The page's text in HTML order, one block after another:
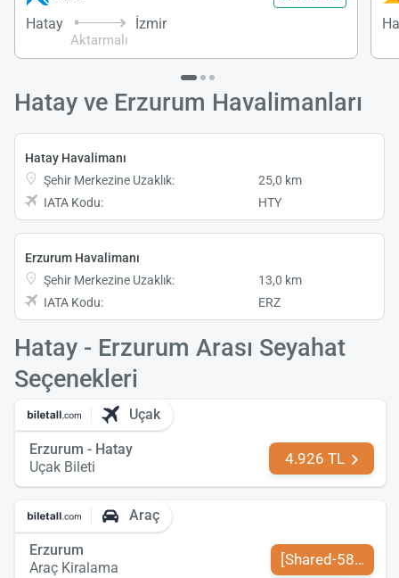
Hatay
Aktarmalı
İzmir
Hatay ve Erzurum Havalimanları
Hatay Havalimanı
Şehir Merkezine Uzaklık:
25,0 km
IATA Kodu:
HTY
Erzurum Havalimanı
Şehir Merkezine Uzaklık:
13,0 km
IATA Kodu:
ERZ
Hatay - Erzurum Arası Seyahat
Seçenekleri
Uçak
Erzurum - Hatay
Uçak Bileti
4.926 TL
Araç
Erzurum
Araç Kiralama
[Shared-589-tr-